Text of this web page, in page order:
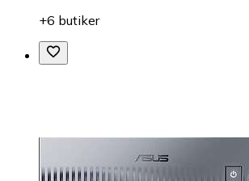
+6 butiker